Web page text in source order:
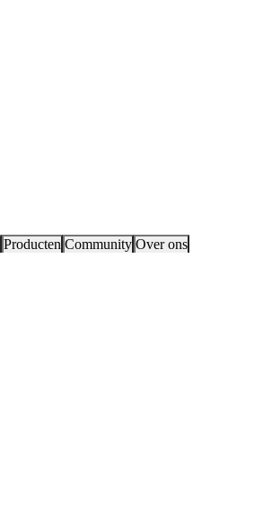
Producten Community Over ons